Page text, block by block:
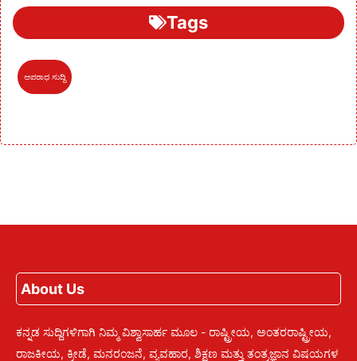
Tags
ಅಪರಾಧ ಸುದ್ದಿ
About Us
ಕನ್ನಡ ಸುದ್ದಿಗಳಿಗಾಗಿ ನಿಮ್ಮ ವಿಶ್ವಾಸಾರ್ಹ ಮೂಲ - ರಾಷ್ಟ್ರೀಯ, ಅಂತರರಾಷ್ಟ್ರೀಯ,
ರಾಜಕೀಯ, ಕ್ರೀಡೆ, ಮನರಂಜನೆ, ವ್ಯವಹಾರ, ಶಿಕ್ಷಣ ಮತ್ತು ತಂತ್ರಜ್ಞಾನ ವಿಷಯಗಳ